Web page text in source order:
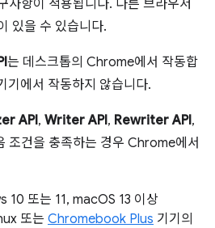
사항이 적용됩니다. 다른 브라우저
있을 수 있습니다.
는 데스크톱의 Chrome에서 작동합
기에서 작동하지 않습니다.
API, Writer API, Rewriter API,
조건을 충족하는 경우 Chrome에서
10 또는 11, macOS 13 이상
또는 Chromebook Plus 기기의